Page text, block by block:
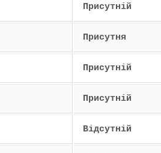
Присутній
Присутня
Присутній
Присутній
Відсутній